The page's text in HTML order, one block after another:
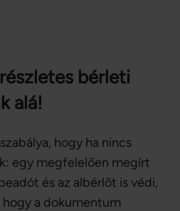
bérleti
alá!
hogy ha nincs
egy megfelelően megírt
és az albérlőt is védi,
a dokumentum